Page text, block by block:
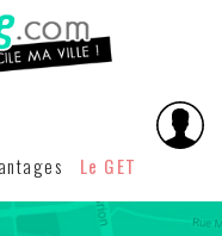
Le GET